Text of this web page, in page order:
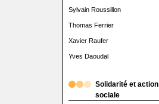
Sylvain Roussillon
Thomas Ferrier
Xavier Raufer
Yves Daoudal
Solidarité et action
sociale